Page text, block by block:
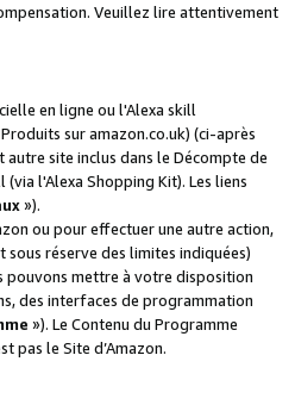
Veuillez lire attentivement
en ligne ou l'Alexa skill
sur amazon.co.uk) (ci-après
site inclus dans le Décompte de
(via l'Alexa Shopping Kit). Les liens
»).
ou pour effectuer une autre action,
réserve des limites indiquées)
pouvons mettre à votre disposition
des interfaces de programmation
»). Le Contenu du Programme
pas le Site d’Amazon.